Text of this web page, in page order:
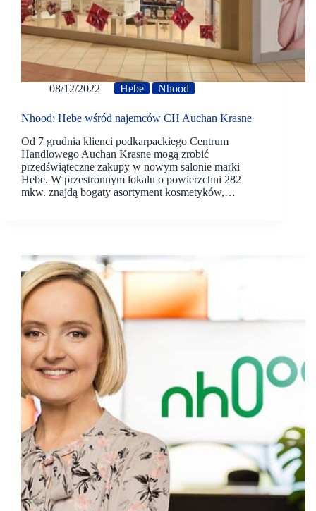
08/12/2022 Hebe Nhood
Nhood: Hebe wśród najemców CH Auchan Krasne
Od 7 grudnia klienci podkarpackiego Centrum
Handlowego Auchan Krasne mogą zrobić
przedświąteczne zakupy w nowym salonie marki
Hebe. W przestronnym lokalu o powierzchni 282
mkw. znajdą bogaty asortyment kosmetyków,…